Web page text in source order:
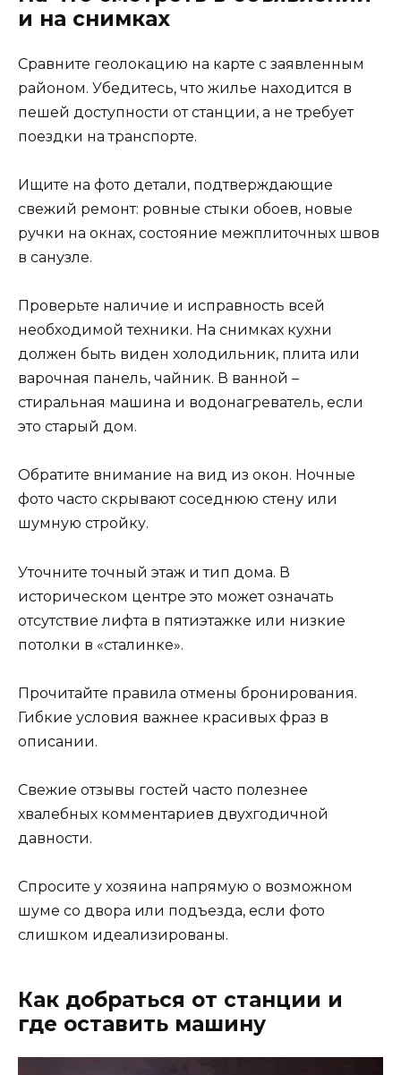
и на снимках
Сравните геолокацию на карте с заявленным
районом. Убедитесь, что жилье находится в
пешей доступности от станции, а не требует
поездки на транспорте.
Ищите на фото детали, подтверждающие
свежий ремонт: ровные стыки обоев, новые
ручки на окнах, состояние межплиточных швов
в санузле.
Проверьте наличие и исправность всей
необходимой техники. На снимках кухни
должен быть виден холодильник, плита или
варочная панель, чайник. В ванной –
стиральная машина и водонагреватель, если
это старый дом.
Обратите внимание на вид из окон. Ночные
фото часто скрывают соседнюю стену или
шумную стройку.
Уточните точный этаж и тип дома. В
историческом центре это может означать
отсутствие лифта в пятиэтажке или низкие
потолки в «сталинке».
Прочитайте правила отмены бронирования.
Гибкие условия важнее красивых фраз в
описании.
Свежие отзывы гостей часто полезнее
хвалебных комментариев двухгодичной
давности.
Спросите у хозяина напрямую о возможном
шуме со двора или подъезда, если фото
слишком идеализированы.
Как добраться от станции и
где оставить машину